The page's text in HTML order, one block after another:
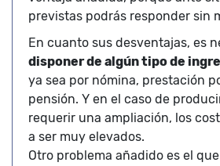
previstas podrás responder sin
En cuanto sus desventajas, es
disponer de algún tipo de
ya sea por nómina, prestación
pensión. Y en el caso de
requerir una ampliación, los
a ser muy elevados.
Otro problema añadido es el